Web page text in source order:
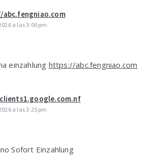
a las 3:00 pm
einzahlung https://abc.fengniao.com
a las 3:25 pm
Sofort Einzahlung